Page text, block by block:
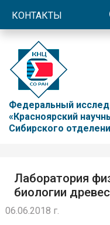
КОНТАКТЫ
Федеральный
«Красноярский
Сибирского
Лаборатория
биологии
06.06.2018 г.